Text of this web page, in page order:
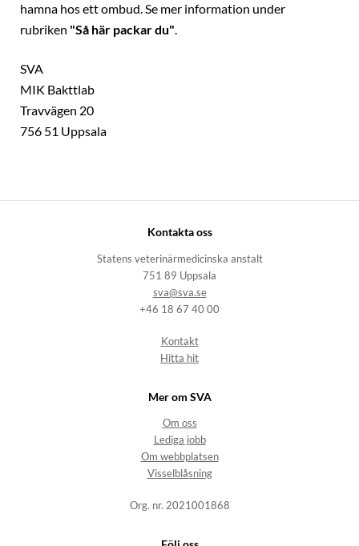
hamna hos ett ombud. Se mer information under
rubriken "Så här packar du".
SVA
MIK Bakttlab
Travvägen 20
756 51 Uppsala
Kontakta oss
Statens veterinärmedicinska anstalt
751 89 Uppsala
sva@sva.se
+46 18 67 40 00
Kontakt
Hitta hit
Mer om SVA
Om oss
Lediga jobb
Om webbplatsen
Visselblåsning
Org. nr. 2021001868